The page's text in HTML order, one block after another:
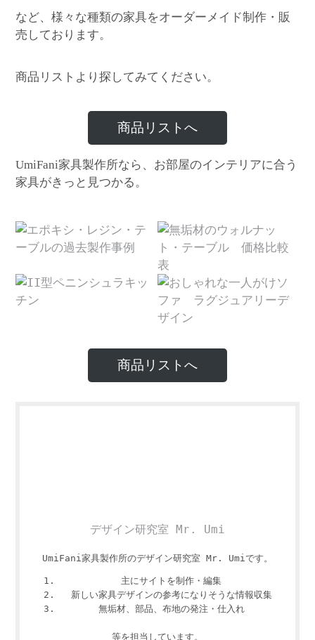
など、様々な種類の家具をオーダーメイド制作・販
売しております。
商品リストより探してみてください。
商品リストへ
UmiFani家具製作所なら、お部屋のインテリアに合う
家具がきっと見つかる。
商品リストへ
デザイン研究室 Mr. Umi
UmiFani家具製作所のデザイン研究室 Mr. Umiです。
主にサイトを制作・編集
新しい家具デザインの参考になりそうな情報収集
無垢材、部品、布地の発注・仕入れ
等を担当しています。